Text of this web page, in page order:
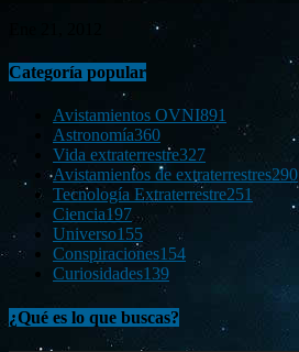
Categoría popular
Avistamientos OVNI891
Astronomía360
Vida extraterrestre327
Avistamientos de extraterrestres290
Tecnología Extraterrestre251
Ciencia197
Universo155
Conspiraciones154
Curiosidades139
¿Qué es lo que buscas?